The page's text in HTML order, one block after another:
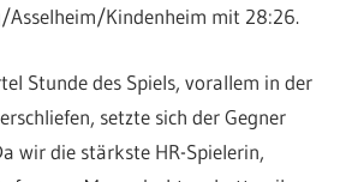
Asselheim/Kindenheim mit 28:26.
Stunde des Spiels, vorallem in der
setzte sich der Gegner
wir die stärkste HR-Spielerin,